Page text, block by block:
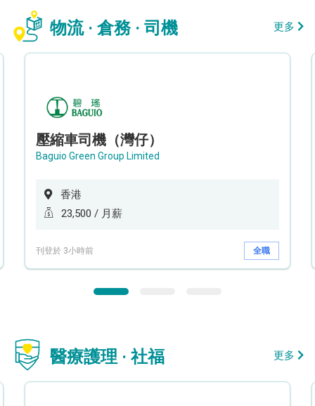
物流 · 倉務 · 司機 更多
壓縮車司機（灣仔）
Baguio Green Group Limited
香港
23,500 / 月薪
刊登於 3小時前 全職
醫療護理 · 社福 更多